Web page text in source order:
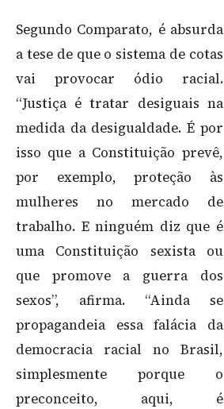
Segundo Comparato, é absurda
a tese de que o sistema de cotas
vai provocar ódio racial.
“Justiça é tratar desiguais na
medida da desigualdade. É por
isso que a Constituição prevê,
por exemplo, proteção às
mulheres no mercado de
trabalho. E ninguém diz que é
uma Constituição sexista ou
que promove a guerra dos
sexos”, afirma. “Ainda se
propagandeia essa falácia da
democracia racial no Brasil,
simplesmente porque o
preconceito, aqui, é